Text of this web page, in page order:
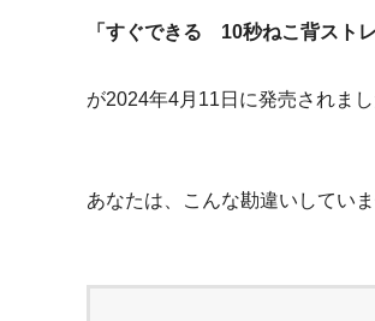
「すぐできる 10秒ねこ背ストレ
が2024年4月11日に発売されまし
あなたは、こんな勘違いしてい